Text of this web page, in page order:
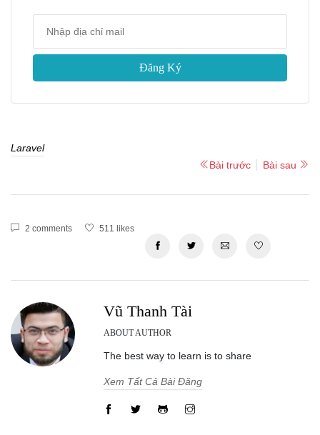
Đăng Ký
Laravel
Bài trước
Bài sau
2 comments 511 likes
Vũ Thanh Tài
ABOUT AUTHOR
The best way to learn is to share
Xem Tất Cả Bài Đăng